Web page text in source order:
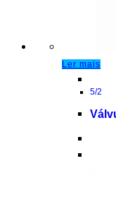
Ler mais
5/2